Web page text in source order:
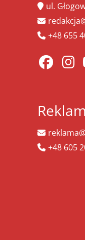
ul.
+48 655
+48 605